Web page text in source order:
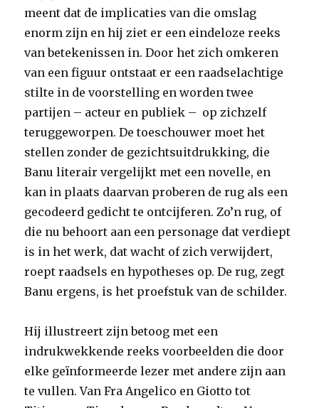
meent dat de implicaties van die omslag
enorm zijn en hij ziet er een eindeloze reeks
van betekenissen in. Door het zich omkeren
van een figuur ontstaat er een raadselachtige
stilte in de voorstelling en worden twee
partijen – acteur en publiek – op zichzelf
teruggeworpen. De toeschouwer moet het
stellen zonder de gezichtsuitdrukking, die
Banu literair vergelijkt met een novelle, en
kan in plaats daarvan proberen de rug als een
gecodeerd gedicht te ontcijferen. Zo’n rug, of
die nu behoort aan een personage dat verdiept
is in het werk, dat wacht of zich verwijdert,
roept raadsels en hypotheses op. De rug, zegt
Banu ergens, is het proefstuk van de schilder.
Hij illustreert zijn betoog met een
indrukwekkende reeks voorbeelden die door
elke geïnformeerde lezer met andere zijn aan
te vullen. Van Fra Angelico en Giotto tot